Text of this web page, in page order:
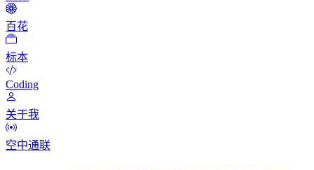
百花
标本
Coding
关于我
空中通联